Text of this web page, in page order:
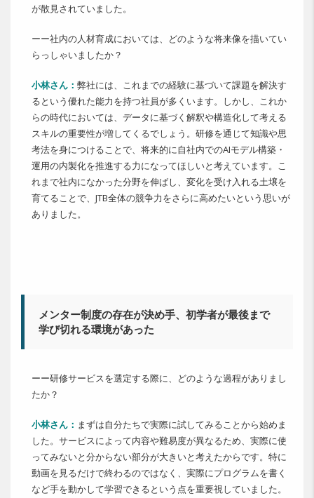
が散見されていました。
ーー社内の人材育成においては、どのような将来像を描いてい
らっしゃいましたか？
小林さん： 弊社には、これまでの経験に基づいて課題を解決す
るという優れた能力を持つ社員が多くいます。しかし、これか
らの時代においては、データに基づく解釈や構造化して考える
スキルの重要性が増してくるでしょう。研修を通じて知識や思
考法を身につけることで、将来的に自社内でのAIモデル構築・
運用の内製化を推進する力になってほしいと考えています。こ
れまで社内になかった分野を伸ばし、変化を受け入れる土壌を
育てることで、JTB全体の競争力をさらに高めたいという思いが
ありました。
メンター制度の存在が決め手、初学者が最後まで
学び切れる環境があった
ーー研修サービスを選定する際に、どのような過程がありまし
たか？
小林さん： まずは自分たちで実際に試してみることから始めま
した。サービスによって内容や難易度が異なるため、実際に使
ってみないと分からない部分が大きいと考えたからです。特に
動画を見るだけで終わるのではなく、実際にプログラムを書く
など手を動かして学習できるという点を重要視していました。